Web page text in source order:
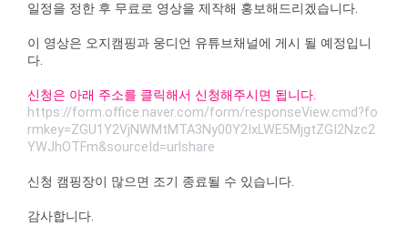
일정을 정한 후 무료로 영상을 제작해 홍보해드리겠습니다.
이 영상은 오지캠핑과 웅디언 유튜브채널에 게시 될 예정입니
다.
신청은 아래 주소를 클릭해서 신청해주시면 됩니다.
https://form.office.naver.com/form/responseView.cmd?fo
rmkey=ZGU1Y2VjNWMtMTA3Ny00Y2IxLWE5MjgtZGI2Nzc2
YWJhOTFm&sourceId=urlshare
신청 캠핑장이 많으면 조기 종료될 수 있습니다.
감사합니다.